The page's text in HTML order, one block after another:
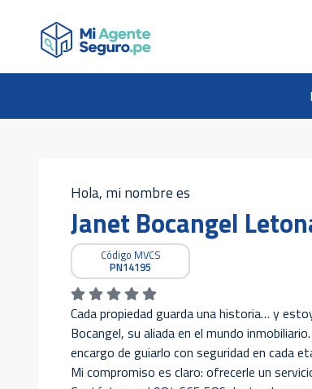
Hola, mi nombre es
Janet Bocangel
Código MVCS
PN14195
Cada propiedad guarda una historia… y
Bocangel, su aliada en el mundo
encargo de guiarlo con seguridad en cada
Mi compromiso es claro: ofrecerle un